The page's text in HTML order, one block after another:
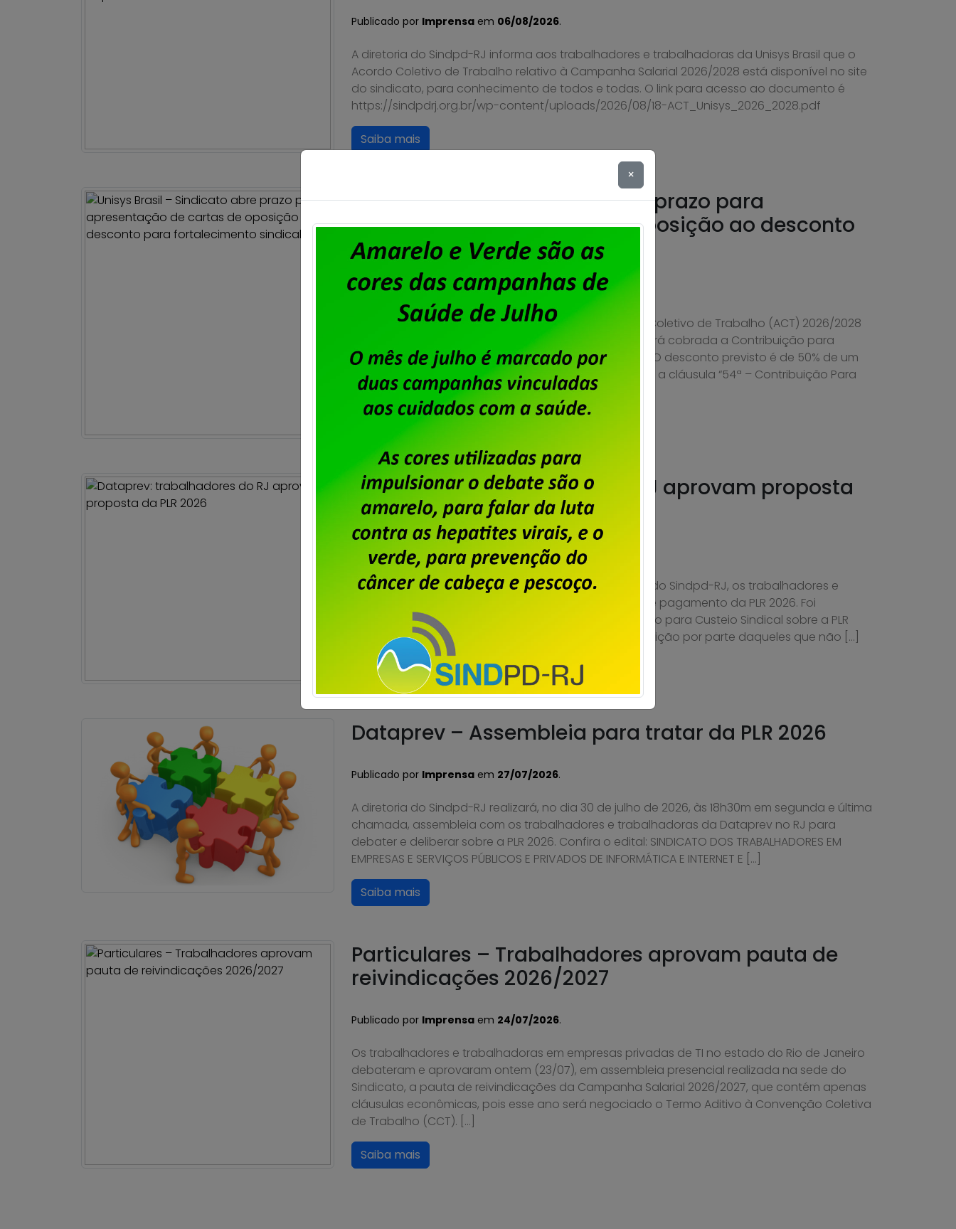
Publicado por Imprensa em 06/08/2026.
A diretoria do Sindpd-RJ informa aos trabalhadores e trabalhadoras da Unisys Brasil que o
Acordo Coletivo de Trabalho relativo à Campanha Salarial 2026/2028 está disponível no site
do sindicato, para conhecimento de todos e todas. O link para acesso ao documento é
https://sindpdrj.org.br/wp-content/uploads/2026/08/18-ACT_Unisys_2026_2028.pdf
Saiba mais
Unisys Brasil – Sindicato abre prazo para
apresentação de cartas de oposição ao desconto
para fortalecimento sindical
Publicado porImprensaem06/08/2026.
Após o encerramento da negociação do Acordo de Coletivo de Trabalho (ACT) 2026/2028
dos trabalhadores e trabalhadoras da Unisys Brasil, será cobrada a Contribuição para
Custeio Sindical, conforme aprovado em assembleia. O desconto previsto é de 50% de um
único dia de salário vigente do trabalhador, conforme a cláusula “54ª – Contribuição Para
Custeio Sindical” […]
Saiba mais
Dataprev: trabalhadores do RJ aprovam proposta
da PLR 2026
Publicado por Imprensaem31/07/2026.
Em assembleia realizada ontem, 30 de julho, na sede do Sindpd-RJ, os trabalhadores e
trabalhadoras da Dataprev aprovaram a proposta de pagamento da PLR 2026. Foi
aprovada também a cobrança de 6% de Contribuição para Custeio Sindical sobre a PLR
2026, com desconto limitado a 240,00 e direito a oposição por parte daqueles que não […]
Saiba mais
Dataprev – Assembleia para tratar da PLR 2026
Publicado por Imprensa em 27/07/2026.
A diretoria do Sindpd-RJ realizará, no dia 30 de julho de 2026, às 18h30m em segunda e última
chamada, assembleia com os trabalhadores e trabalhadoras da Dataprev no RJ para
debater e deliberar sobre a PLR 2026. Confira o edital: SINDICATO DOS TRABALHADORES EM
EMPRESAS E SERVIÇOS PÚBLICOS E PRIVADOS DE INFORMÁTICA E INTERNET E […]
Saiba mais
Particulares – Trabalhadores aprovam pauta de
reivindicações 2026/2027
Publicado por Imprensa em 24/07/2026.
Os trabalhadores e trabalhadoras em empresas privadas de TI no estado do Rio de Janeiro
debateram e aprovaram ontem (23/07), em assembleia presencial realizada na sede do
Sindicato, a pauta de reivindicações da Campanha Salarial 2026/2027, que contém apenas
cláusulas econômicas, pois esse ano será negociado o Termo Aditivo à Convenção Coletiva
de Trabalho (CCT). […]
Saiba mais
×